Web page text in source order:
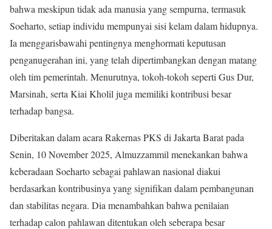
bahwa meskipun tidak ada manusia yang sempurna, termasuk
Soeharto, setiap individu mempunyai sisi kelam dalam hidupnya.
Ia menggarisbawahi pentingnya menghormati keputusan
penganugerahan ini, yang telah dipertimbangkan dengan matang
oleh tim pemerintah. Menurutnya, tokoh-tokoh seperti Gus Dur,
Marsinah, serta Kiai Kholil juga memiliki kontribusi besar
terhadap bangsa.
Diberitakan dalam acara Rakernas PKS di Jakarta Barat pada
Senin, 10 November 2025, Almuzzammil menekankan bahwa
keberadaan Soeharto sebagai pahlawan nasional diakui
berdasarkan kontribusinya yang signifikan dalam pembangunan
dan stabilitas negara. Dia menambahkan bahwa penilaian
terhadap calon pahlawan ditentukan oleh seberapa besar